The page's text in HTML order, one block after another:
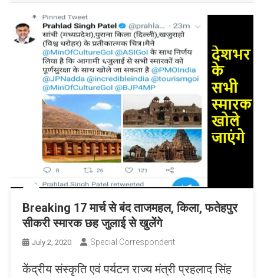
Breaking 17 मार्च से बंद ताजमहल, किला, फतेहपुर
सीकरी स्मारक छह जुलाई से खुलेंगे
July 2, 2020 Special Correspondent
केंद्रीय संस्कृति एवं पर्यटन राज्य मंत्री प्रहलाद सिंह